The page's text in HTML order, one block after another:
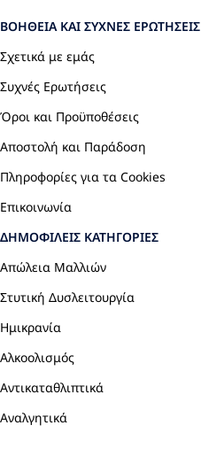
ΒΟΉΘΕΙΑ ΚΑΙ ΣΥΧΝΈΣ ΕΡΩΤΉΣΕΙΣ
Σχετικά με εμάς
Συχνές Ερωτήσεις
Όροι και Προϋποθέσεις
Αποστολή και Παράδοση
Πληροφορίες για τα Cookies
Επικοινωνία
ΔΗΜΟΦΙΛΕΊΣ ΚΑΤΗΓΟΡΊΕΣ
Απώλεια Μαλλιών
Στυτική Δυσλειτουργία
Ημικρανία
Αλκοολισμός
Αντικαταθλιπτικά
Αναλγητικά